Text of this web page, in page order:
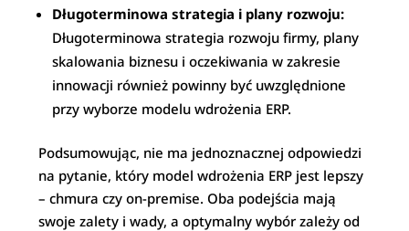
Długoterminowa strategia i plany rozwoju:
Długoterminowa strategia rozwoju firmy, plany
skalowania biznesu i oczekiwania w zakresie
innowacji również powinny być uwzględnione
przy wyborze modelu wdrożenia ERP.
Podsumowując, nie ma jednoznacznej odpowiedzi
na pytanie, który model wdrożenia ERP jest lepszy
– chmura czy on-premise. Oba podejścia mają
swoje zalety i wady, a optymalny wybór zależy od